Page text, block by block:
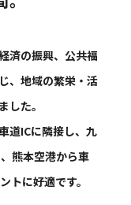
済の振興、公共福
、地域の繁栄・活
した。
道ICに隣接し、九
熊本空港から車
トに好適です。